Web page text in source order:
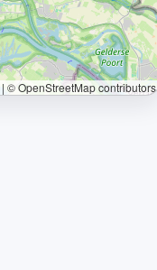
| © OpenStreetMap contributors